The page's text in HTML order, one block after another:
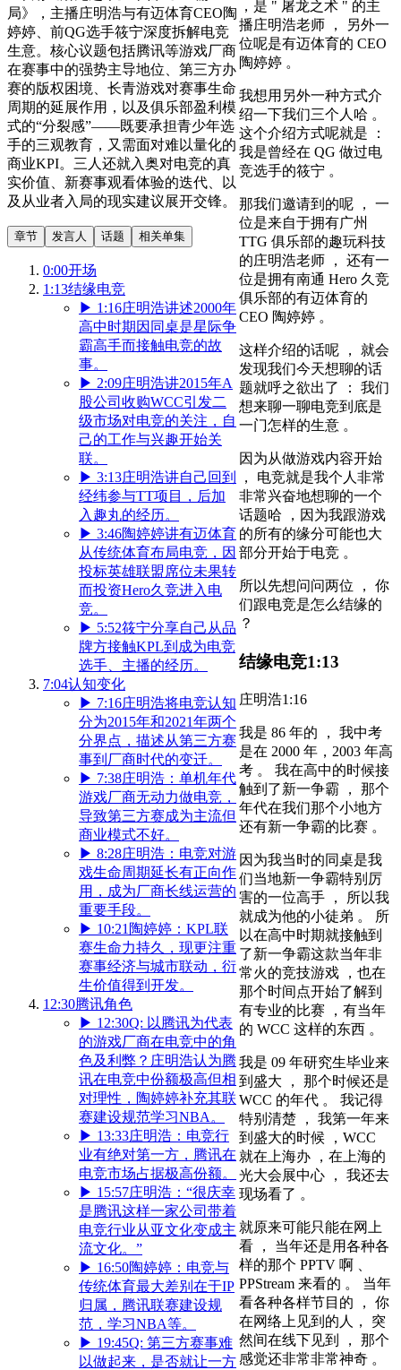
局》，主播庄明浩与有迈体育CEO陶
婷婷、前QG选手筱宁深度拆解电竞
生意。核心议题包括腾讯等游戏厂商
在赛事中的强势主导地位、第三方办
赛的版权困境、长青游戏对赛事生命
周期的延展作用，以及俱乐部盈利模
式的“分裂感”——既要承担青少年选
手的三观教育，又需面对难以量化的
商业KPI。三人还就入奥对电竞的真
实价值、新赛事观看体验的迭代、以
及从业者入局的现实建议展开交锋。
章节 发言人 话题 相关单集
0:00开场
1:13结缘电竞
▶ 1:16庄明浩讲述2000年
高中时期因同桌是星际争
霸高手而接触电竞的故
事。
▶ 2:09庄明浩讲2015年A
股公司收购WCC引发二
级市场对电竞的关注，自
己的工作与兴趣开始关
联。
▶ 3:13庄明浩讲自己回到
经纬参与TT项目，后加
入趣丸的经历。
▶ 3:46陶婷婷讲有迈体育
从传统体育布局电竞，因
投标英雄联盟席位未果转
而投资Hero久竞进入电
竞。
▶ 5:52筱宁分享自己从品
牌方接触KPL到成为电竞
选手、主播的经历。
7:04认知变化
▶ 7:16庄明浩将电竞认知
分为2015年和2021年两个
分界点，描述从第三方赛
事到厂商时代的变迁。
▶ 7:38庄明浩：单机年代
游戏厂商无动力做电竞，
导致第三方赛成为主流但
商业模式不好。
▶ 8:28庄明浩：电竞对游
戏生命周期延长有正向作
用，成为厂商长线运营的
重要手段。
▶ 10:21 陶婷婷：KPL联
赛生命力持久，现更注重
赛事经济与城市联动，衍
生价值得到开发。
12:30腾讯角色
▶ 12:30Q: 以腾讯为代表
的游戏厂商在电竞中的角
色及利弊？庄明浩认为腾
讯在电竞中份额极高但相
对理性，陶婷婷补充其联
赛建设规范学习NBA。
▶ 13:33庄明浩：电竞行
业有绝对第一方，腾讯在
电竞市场占据极高份额。
▶ 15:57庄明浩：“很庆幸
是腾讯这样一家公司带着
电竞行业从亚文化变成主
流文化。”
▶ 16:50陶婷婷：电竞与
传统体育最大差别在于IP
归属，腾讯联赛建设规
范，学习NBA等。
▶ 19:45Q: 第三方赛事难
以做起来，是否就让一方
，是 " 屠龙之术 " 的主
播庄明浩老师 ， 另外一
位呢是有迈体育的 CEO
陶婷婷 。
我想用另外一种方式介
绍一下我们三个人哈 。
这个介绍方式呢就是 ：
我是曾经在 QG 做过电
竞选手的筱宁 。
那我们邀请到的呢 ， 一
位是来自于拥有广州
TTG 俱乐部的趣玩科技
的庄明浩老师 ， 还有一
位是拥有南通 Hero 久竞
俱乐部的有迈体育的
CEO 陶婷婷 。
这样介绍的话呢 ， 就会
发现我们今天想聊的话
题就呼之欲出了 ： 我们
想来聊一聊电竞到底是
一门怎样的生意 。
因为从做游戏内容开始
， 电竞就是我个人非常
非常兴奋地想聊的一个
话题哈 ，因为我跟游戏
的所有的缘分可能也大
部分开始于电竞 。
所以先想问问两位 ， 你
们跟电竞是怎么结缘的
？
结缘电竞1:13
庄明浩1:16
我是 86 年的 ， 我中考
是在 2000 年，2003 年高
考 。 我在高中的时候接
触到了新一争霸 ， 那个
年代在我们那个小地方
还有新一争霸的比赛 。
因为我当时的同桌是我
们当地新一争霸特别厉
害的一位高手 ， 所以我
就成为他的小徒弟 。 所
以在高中时期就接触到
了新一争霸这款当年非
常火的竞技游戏 ，也在
那个时间点开始了解到
有专业的比赛 ，有当年
的 WCC 这样的东西 。
我是 09 年研究生毕业来
到盛大 ， 那个时候还是
WCC 的年代 。 我记得
特别清楚 ， 我第一年来
到盛大的时候 ，WCC
就在上海办 ，在上海的
光大会展中心 ， 我还去
现场看了 。
就原来可能只能在网上
看 ， 当年还是用各种各
样的那个 PPTV 啊 、
PPStream 来看的 。 当年
看各种各样节目的 ， 你
在网络上见到的人， 突
然间在线下见到 ， 那个
感觉还非常非常神奇 。